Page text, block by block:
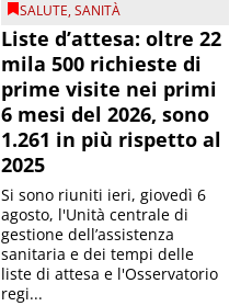
SALUTE,SANITÀ
Liste d’attesa: oltre 22
mila 500 richieste di
prime visite nei primi
6 mesi del 2026, sono
1.261 in più rispetto al
2025
Si sono riuniti ieri, giovedì 6
agosto, l'Unità centrale di
gestione dell’assistenza
sanitaria e dei tempi delle
liste di attesa e l'Osservatorio
regi...